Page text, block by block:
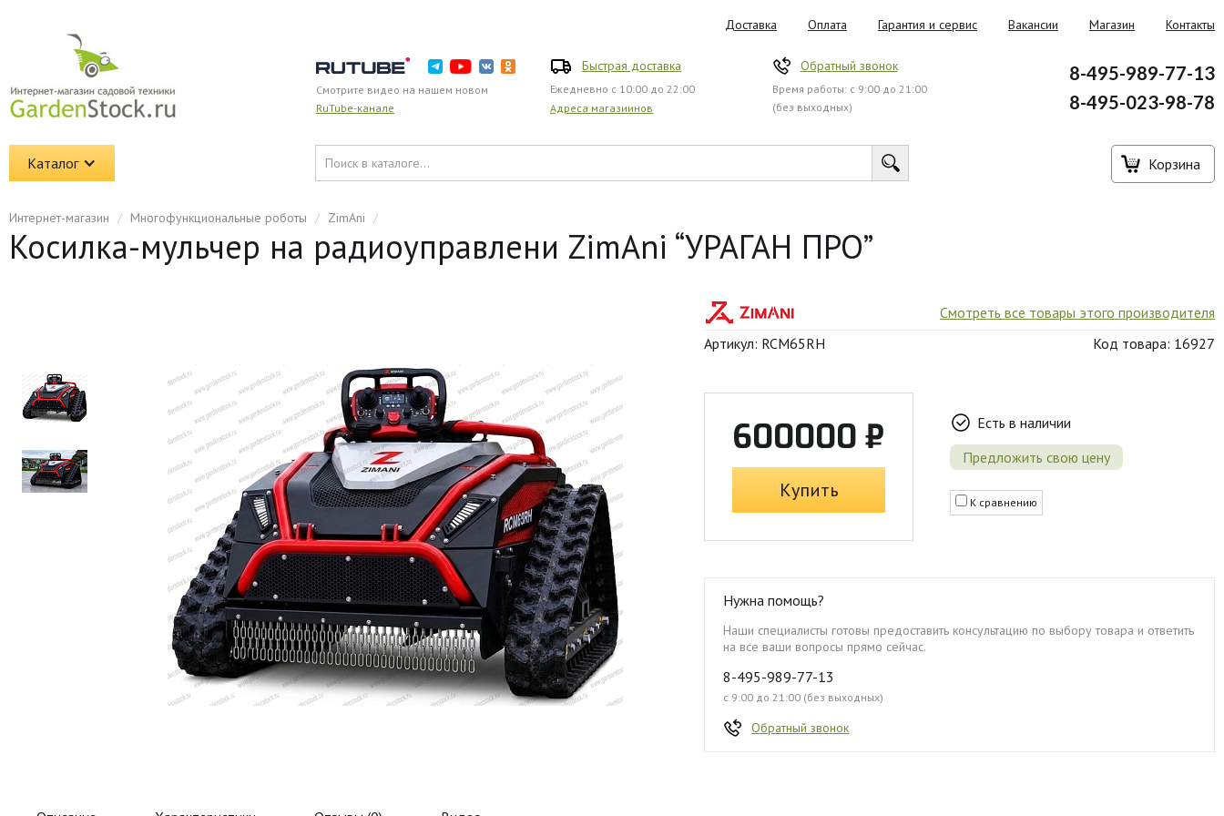
Доставка Оплата Гарантия и сервис Вакансии Магазин Контакты
Смотрите видео на нашем новом
RuTube-канале
Быстрая доставка
Ежедневно с 10:00 до 22:00
Адреса магазиинов
Обратный звонок
Время работы: с 9:00 до 21:00
(без выходных)
8-495-989-77-13
8-495-023-98-78
Каталог Корзина
Интернет-магазин / Многофункциональные роботы / ZimAni /
Косилка-мульчер на радиоуправлени ZimAni “УРАГАН ПРО”
Смотреть все товары этого производителя
Артикул: RCM65RH
Код товара: 16927
600000 ₽
Купить
Есть в наличии
Предложить свою цену
К сравнению
Нужна помощь?
Наши специалисты готовы предоставить консультацию по выбору товара и ответить
на все ваши вопросы прямо сейчас.
8-495-989-77-13
с 9:00 до 21:00 (без выходных)
Обратный звонок